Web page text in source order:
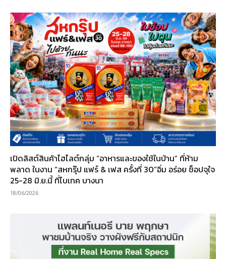
เปิดลิสต์สินค้าไฮไลต์กลุ่ม “อาหารและของใช้ในบ้าน” ที่ห้าม
พลาด ในงาน “สหกรุ๊ป แฟร์ & เฟส ครั้งที่ 30”อิ่ม อร่อย ช็อปจุใจ
25-28 มิ.ย.นี้ ที่ไบเทค บางนา
18/06/2026